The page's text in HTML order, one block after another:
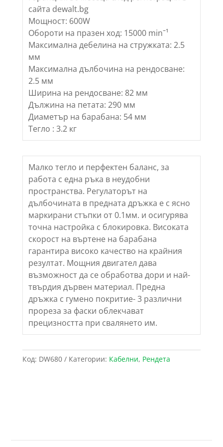
сайта dewalt.bg
Мощност: 600W
Обороти на празен ход: 15000 minˉ¹
Максимална дебелина на стружката: 2.5
мм
Максимална дълбочина на рендосване:
2.5 мм
Ширина на рендосване: 82 мм
Дължина на петата: 290 мм
Диаметър на барабана: 54 мм
Тегло : 3.2 кг
Малко тегло и перфектен баланс, за
работа с една ръка в неудобни
пространства. Регулаторът на
дълбочината в предната дръжка е с ясно
маркирани стъпки от 0.1мм. и осигурява
точна настройка с блокировка. Високата
скорост на въртене на барабана
гарантира високо качество на крайния
резултат. Мощния двигател дава
възможност да се обработва дори и най-
твърдия дървен материал. Предна
дръжка с гумено покритие- 3 различни
прореза за фаски облекчават
прецизността при свалянето им.
Код: DW680 Категории: Кабелни, Рендета